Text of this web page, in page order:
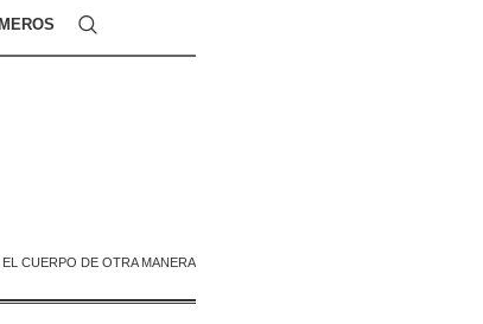
EL CUERPO DE OTRA MANERA